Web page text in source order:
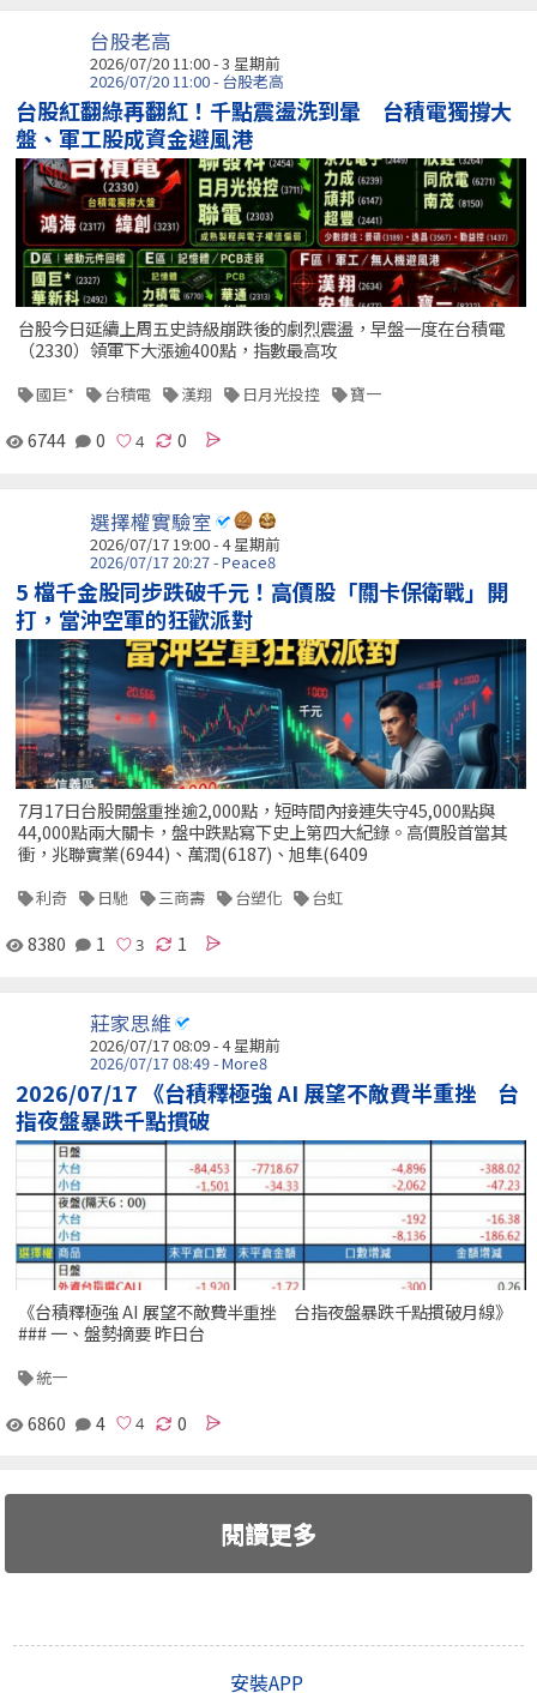
台股老高
2026/07/20 11:00 - 3 星期前
2026/07/20 11:00 - 台股老高
台股紅翻綠再翻紅！千點震盪洗到暈 台積電獨撐大
盤、軍工股成資金避風港
台股今日延續上周五史詩級崩跌後的劇烈震盪，早盤一度在台積電
（2330）領軍下大漲逾400點，指數最高攻
國巨* 台積電 漢翔 日月光投控 寶一
6744 0 0
選擇權實驗室
2026/07/17 19:00 - 4 星期前
2026/07/17 20:27 - Peace8
5 檔千金股同步跌破千元！高價股「關卡保衛戰」開
打，當沖空軍的狂歡派對
7月17日台股開盤重挫逾2,000點，短時間內接連失守45,000點與
44,000點兩大關卡，盤中跌點寫下史上第四大紀錄。高價股首當其
衝，兆聯實業(6944)、萬潤(6187)、旭隼(6409
利奇 日馳 三商壽 台塑化 台虹
8380 1 1
莊家思維
2026/07/17 08:09 - 4 星期前
2026/07/17 08:49 - More8
2026/07/17 《台積釋極強 AI 展望不敵費半重挫 台
指夜盤暴跌千點摜破
《台積釋極強 AI 展望不敵費半重挫 台指夜盤暴跌千點摜破月線》
### 一、盤勢摘要 昨日台
統一
6860 4 0
閱讀更多
安裝APP